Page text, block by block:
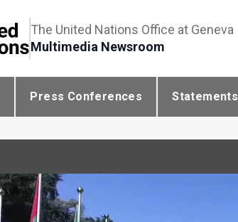
The United Nations Office at Geneva
Multimedia Newsroom
Press Conferences Statements